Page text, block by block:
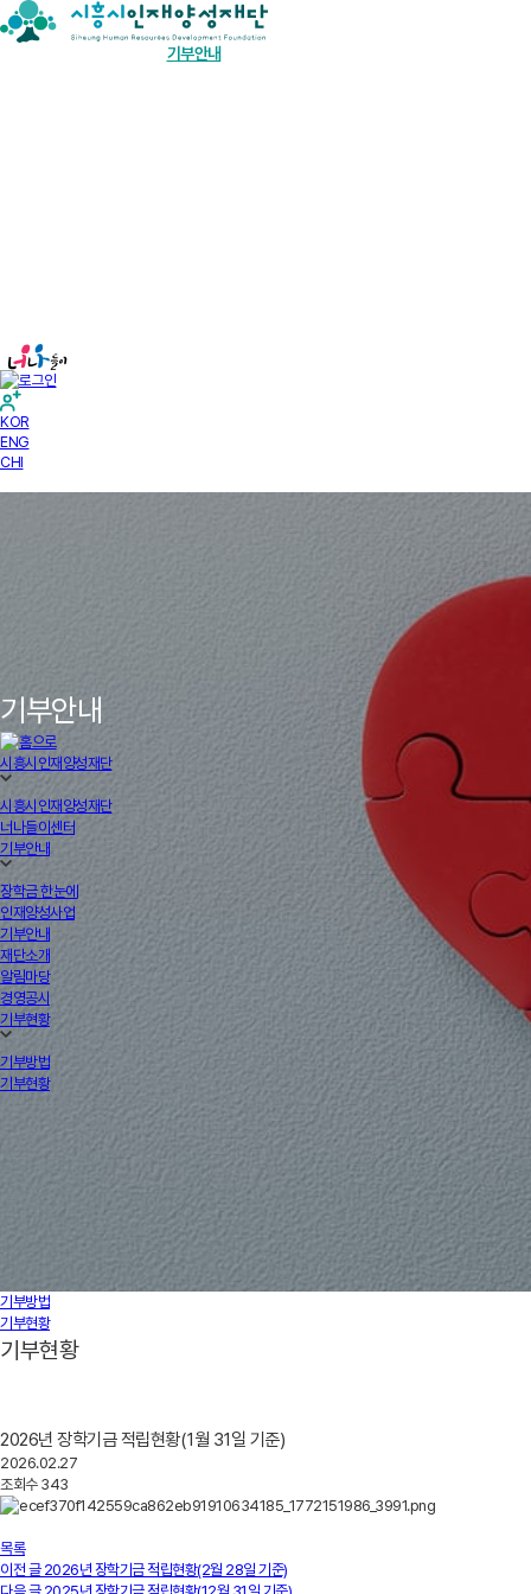
기부안내
KOR
ENG
CHI
기부안내
시흥시인재양성재단
시흥시인재양성재단
너나들이센터
기부안내
장학금 한눈에
인재양성사업
기부안내
재단소개
알림마당
경영공시
기부현황
기부방법
기부현황
기부방법
기부현황
기부현황
2026년 장학기금 적립현황(1월 31일 기준)
2026.02.27
조회수343
목록
이전 글2026년 장학기금 적립현황(2월 28일 기준)